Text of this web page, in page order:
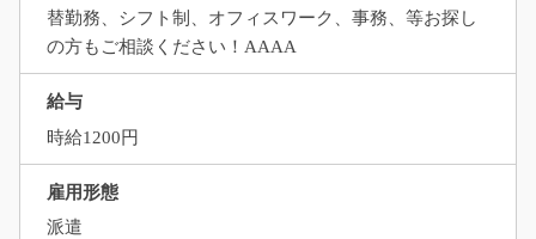
替勤務、シフト制、オフィスワーク、事務、等お探し
の方もご相談ください！AAAA
給与
時給1200円
雇用形態
派遣